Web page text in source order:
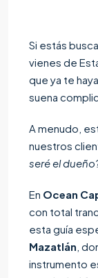
Si estás
vienes de
que ya te
suena
A menudo,
nuestros
seré el
En Ocean
con total
esta guía
Mazatlán ,
instrumento